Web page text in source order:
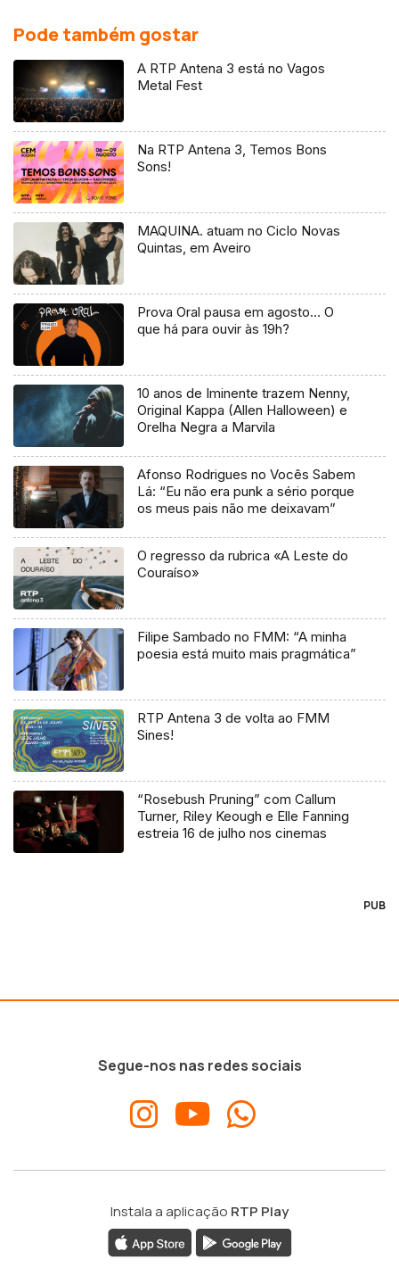
Pode também gostar
A RTP Antena 3 está no Vagos
Metal Fest
Na RTP Antena 3, Temos Bons
Sons!
MAQUINA. atuam no Ciclo Novas
Quintas, em Aveiro
Prova Oral pausa em agosto… O
que há para ouvir às 19h?
10 anos de Iminente trazem Nenny,
Original Kappa (Allen Halloween) e
Orelha Negra a Marvila
Afonso Rodrigues no Vocês Sabem
Lá: “Eu não era punk a sério porque
os meus pais não me deixavam”
O regresso da rubrica «A Leste do
Couraíso»
Filipe Sambado no FMM: “A minha
poesia está muito mais pragmática”
RTP Antena 3 de volta ao FMM
Sines!
“Rosebush Pruning” com Callum
Turner, Riley Keough e Elle Fanning
estreia 16 de julho nos cinemas
PUB
Segue-nos nas redes sociais
Instala a aplicação RTP Play